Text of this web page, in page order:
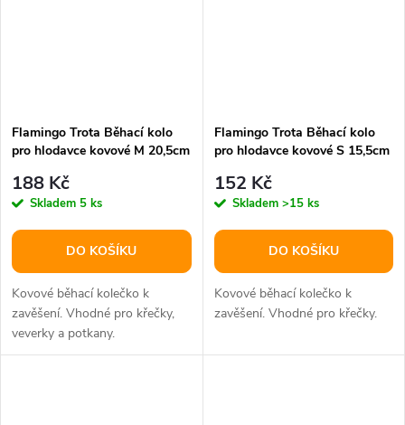
Flamingo Trota Běhací kolo
pro hlodavce kovové M 20,5cm
188 Kč
Skladem 5 ks
DO KOŠÍKU
Kovové běhací kolečko k
zavěšení. Vhodné pro křečky,
veverky a potkany.
Flamingo Trota Běhací kolo
pro hlodavce kovové S 15,5cm
152 Kč
Skladem >15 ks
DO KOŠÍKU
Kovové běhací kolečko k
zavěšení. Vhodné pro křečky.